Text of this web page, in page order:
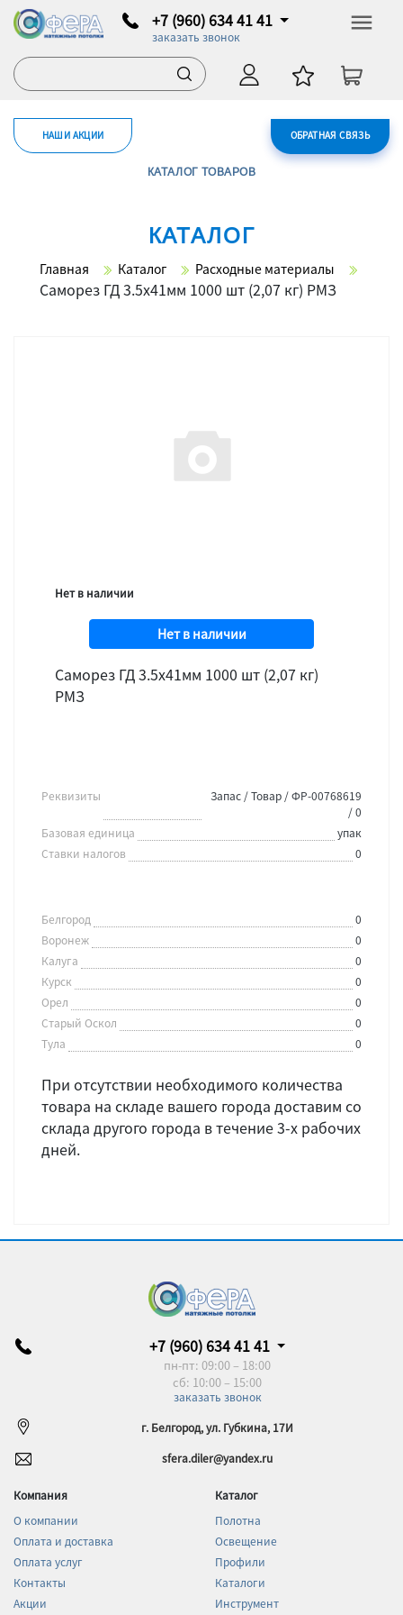
+7 (960) 634 41 41
заказать звонок
ОБРАТНАЯ СВЯЗЬ
НАШИ АКЦИИ
КАТАЛОГ ТОВАРОВ
КАТАЛОГ
Главная Каталог Расходные материалы
Саморез ГД 3.5х41мм 1000 шт (2,07 кг) РМЗ
Нет в наличии
Нет в наличии
Саморез ГД 3.5х41мм 1000 шт (2,07 кг)
РМЗ
Реквизиты
Запас / Товар / ФР-00768619
/ 0
Базовая единица
упак
Ставки налогов
0
Белгород
0
Воронеж
0
Калуга
0
Курск
0
Орел
0
Старый Оскол
0
Тула
0
При отсутствии необходимого количества
товара на складе вашего города доставим со
склада другого города в течение 3-х рабочих
дней.
+7 (960) 634 41 41
пн-пт: 09:00 – 18:00
сб: 10:00 – 15:00
заказать звонок
г. Белгород, ул. Губкина, 17И
sfera.diler@yandex.ru
Компания
О компании
Оплата и доставка
Оплата услуг
Контакты
Акции
Каталог
Полотна
Освещение
Профили
Каталоги
Инструмент